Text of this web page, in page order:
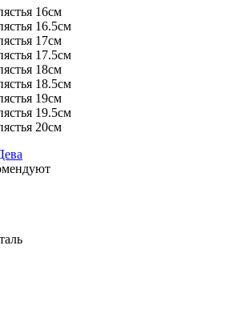
16см
16.5см
17см
17.5см
18см
18.5см
19см
19.5см
20см